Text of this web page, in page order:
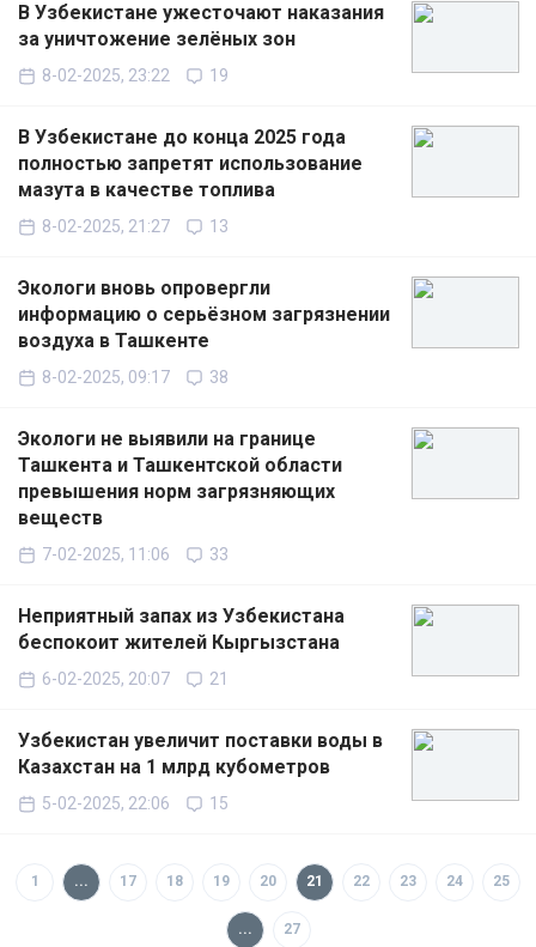
В Узбекистане ужесточают наказания
за уничтожение зелёных зон
8-02-2025, 23:22 19
В Узбекистане до конца 2025 года
полностью запретят использование
мазута в качестве топлива
8-02-2025, 21:27 13
Экологи вновь опровергли
информацию о серьёзном загрязнении
воздуха в Ташкенте
8-02-2025, 09:17 38
Экологи не выявили на границе
Ташкента и Ташкентской области
превышения норм загрязняющих
веществ
7-02-2025, 11:06 33
Неприятный запах из Узбекистана
беспокоит жителей Кыргызстана
6-02-2025, 20:07 21
Узбекистан увеличит поставки воды в
Казахстан на 1 млрд кубометров
5-02-2025, 22:06 15
1 ... 17 18 19 20 21 22 23 24 25
... 27